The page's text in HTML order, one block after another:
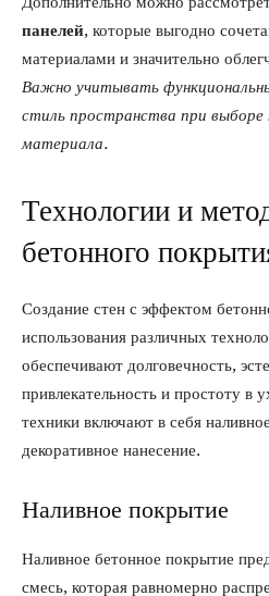
панелей, которые выгодно
материалами и значительно
Важно учитывать
стиль пространства при выборе
материала.
Технологии и
бетонного
Создание стен с эффектом
использования различных
обеспечивают долговечность,
привлекательность и простоту в
техники включают в себя
декоративное нанесение.
Наливное покрытие
Наливное бетонное покрытие
смесь, которая равномерно